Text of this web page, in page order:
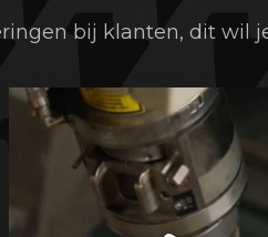
bij klanten, dit wil
𝗕𝗲𝗻𝗶𝗲𝘂𝘄𝗱 𝗻𝗮𝗮𝗿 𝗼𝗻𝘇𝗲
23 0